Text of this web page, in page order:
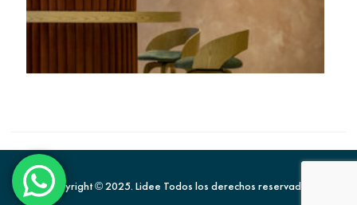
Copyright © 2025. Lidee Todos los derechos reservados